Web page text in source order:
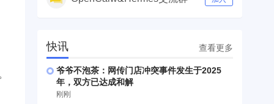
快讯 查看更多
爷爷不泡茶：网传门店冲突事件发生于2025
年，双方已达成和解
刚刚